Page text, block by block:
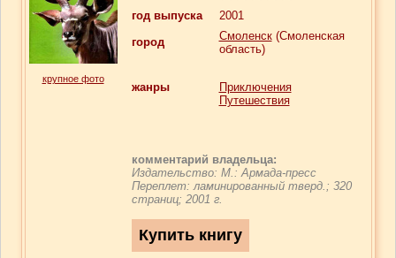
крупное фото
год выпуска
2001
город
Смоленск(Смоленская
область)
жанры
Приключения
Путешествия
комментарий владельца:
Издательство: М.: Армада-пресс
Переплет: ламинированный тверд.; 320
страниц; 2001 г.